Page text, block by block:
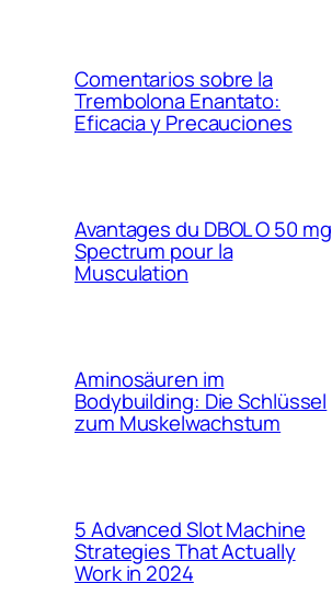
Comentarios sobre la
Trembolona Enantato:
Eficacia y Precauciones
Avantages du DBOL O 50 mg
Spectrum pour la
Musculation
Aminosäuren im
Bodybuilding: Die Schlüssel
zum Muskelwachstum
5 Advanced Slot Machine
Strategies That Actually
Work in 2024